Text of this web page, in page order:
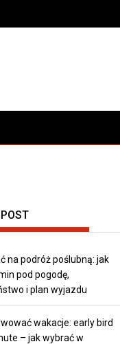
na podróż poślubną: jak
pod pogodę,
i plan wyjazdu
wakacje: early bird
– jak wybrać w